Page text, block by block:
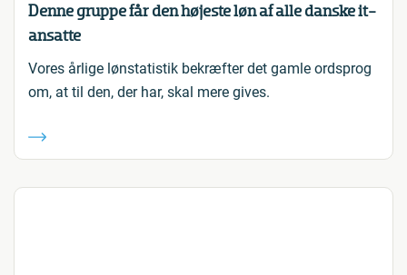
Denne gruppe får den højeste løn af alle danske it-
ansatte
Vores årlige lønstatistik bekræfter det gamle ordsprog
om, at til den, der har, skal mere gives.